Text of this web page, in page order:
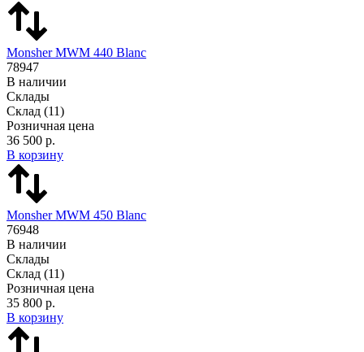
Monsher MWM 440 Blanc
78947
В наличии
Склады
Склад (11)
Розничная цена
36 500 р.
В корзину
Monsher MWM 450 Blanc
76948
В наличии
Склады
Склад (11)
Розничная цена
35 800 р.
В корзину